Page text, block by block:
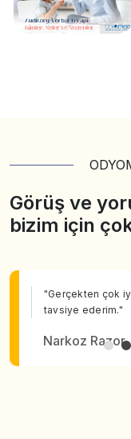
Görüş ve
bizim için
"Gerçekten çok
tavsiye ederim."
Narkoz Razor